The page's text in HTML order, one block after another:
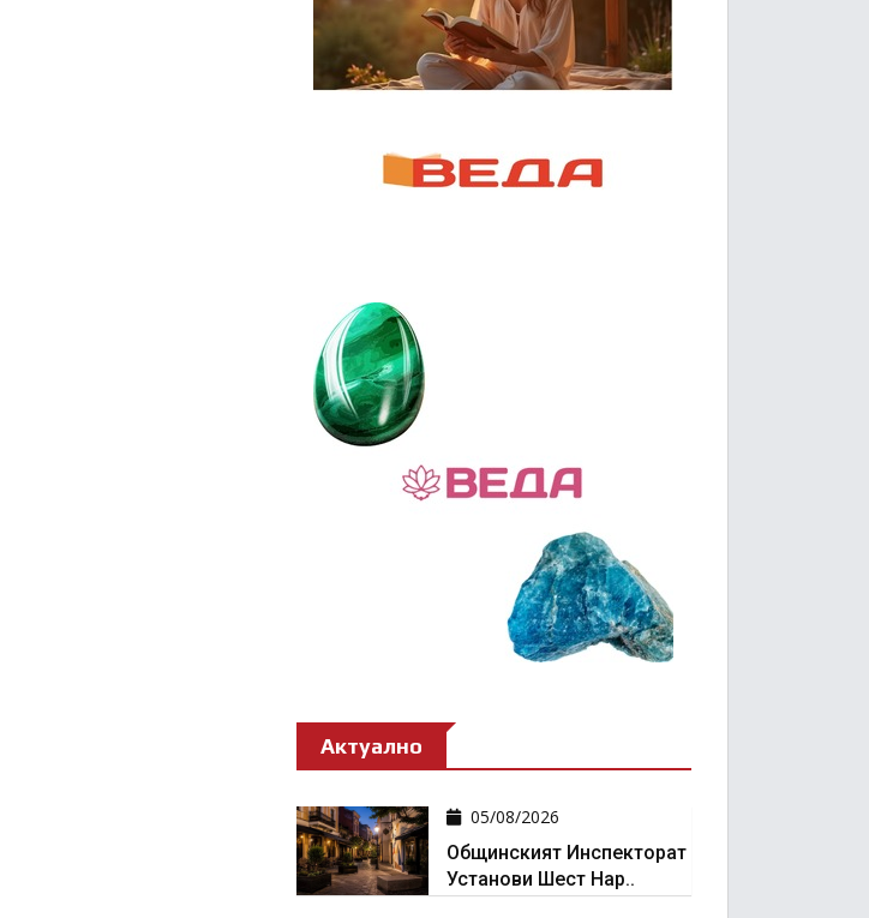
Актуално
05/08/2026
Общинският Инспекторат
Установи Шест Нар..